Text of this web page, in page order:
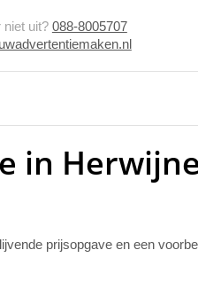
niet uit? 088-8005707
in
prijsopgave en een